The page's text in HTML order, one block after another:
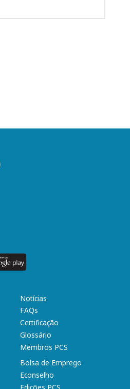
Notícias
FAQs
Certificação
Glossário
Membros PCS
Bolsa de Emprego
Econselho
Edições PCS